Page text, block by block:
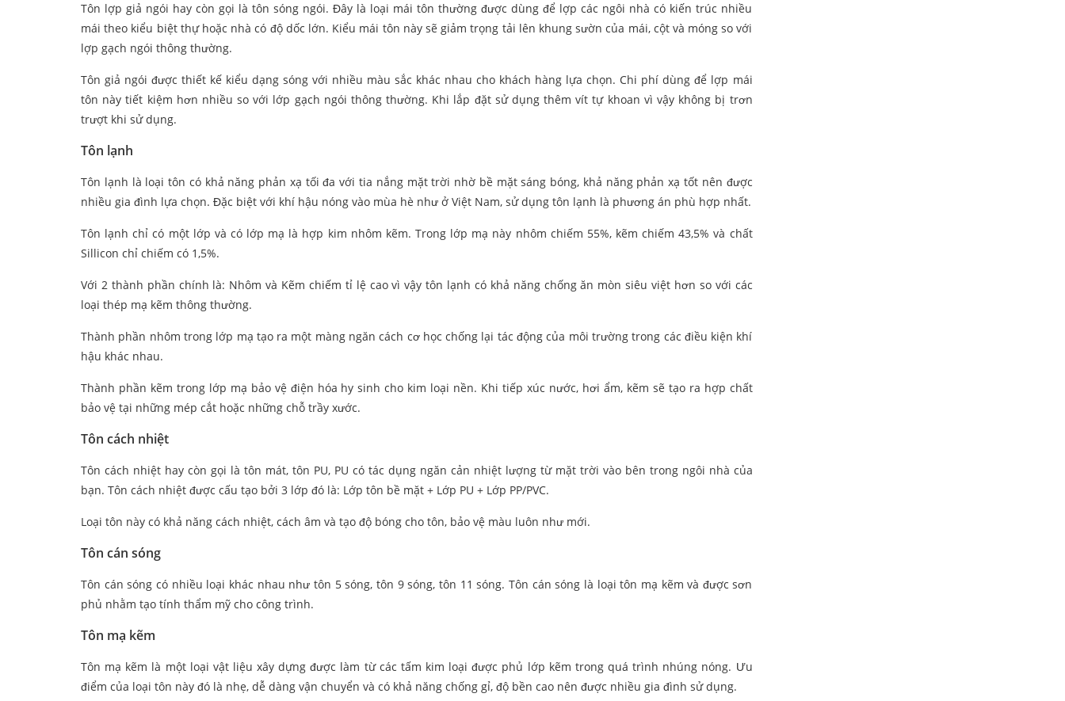
Tôn lợp giả ngói hay còn gọi là tôn sóng ngói. Đây là loại mái tôn thường được dùng để lợp các ngôi nhà có kiến trúc nhiều
mái theo kiểu biệt thự hoặc nhà có độ dốc lớn. Kiểu mái tôn này sẽ giảm trọng tải lên khung sườn của mái, cột và móng so với
lợp gạch ngói thông thường.
Tôn giả ngói được thiết kế kiểu dạng sóng với nhiều màu sắc khác nhau cho khách hàng lựa chọn. Chi phí dùng để lợp mái
tôn này tiết kiệm hơn nhiều so với lớp gạch ngói thông thường. Khi lắp đặt sử dụng thêm vít tự khoan vì vậy không bị trơn
trượt khi sử dụng.
Tôn lạnh
Tôn lạnh là loại tôn có khả năng phản xạ tối đa với tia nắng mặt trời nhờ bề mặt sáng bóng, khả năng phản xạ tốt nên được
nhiều gia đình lựa chọn. Đặc biệt với khí hậu nóng vào mùa hè như ở Việt Nam, sử dụng tôn lạnh là phương án phù hợp nhất.
Tôn lạnh chỉ có một lớp và có lớp mạ là hợp kim nhôm kẽm. Trong lớp mạ này nhôm chiếm 55%, kẽm chiếm 43,5% và chất
Sillicon chỉ chiếm có 1,5%.
Với 2 thành phần chính là: Nhôm và Kẽm chiếm tỉ lệ cao vì vậy tôn lạnh có khả năng chống ăn mòn siêu việt hơn so với các
loại thép mạ kẽm thông thường.
Thành phần nhôm trong lớp mạ tạo ra một màng ngăn cách cơ học chống lại tác động của môi trường trong các điều kiện khí
hậu khác nhau.
Thành phần kẽm trong lớp mạ bảo vệ điện hóa hy sinh cho kim loại nền. Khi tiếp xúc nước, hơi ẩm, kẽm sẽ tạo ra hợp chất
bảo vệ tại những mép cắt hoặc những chỗ trầy xước.
Tôn cách nhiệt
Tôn cách nhiệt hay còn gọi là tôn mát, tôn PU, PU có tác dụng ngăn cản nhiệt lượng từ mặt trời vào bên trong ngôi nhà của
bạn. Tôn cách nhiệt được cấu tạo bởi 3 lớp đó là: Lớp tôn bề mặt + Lớp PU + Lớp PP/PVC.
Loại tôn này có khả năng cách nhiệt, cách âm và tạo độ bóng cho tôn, bảo vệ màu luôn như mới.
Tôn cán sóng
Tôn cán sóng có nhiều loại khác nhau như tôn 5 sóng, tôn 9 sóng, tôn 11 sóng. Tôn cán sóng là loại tôn mạ kẽm và được sơn
phủ nhằm tạo tính thẩm mỹ cho công trình.
Tôn mạ kẽm
Tôn mạ kẽm là một loại vật liệu xây dựng được làm từ các tấm kim loại được phủ lớp kẽm trong quá trình nhúng nóng. Ưu
điểm của loại tôn này đó là nhẹ, dễ dàng vận chuyển và có khả năng chống gỉ, độ bền cao nên được nhiều gia đình sử dụng.